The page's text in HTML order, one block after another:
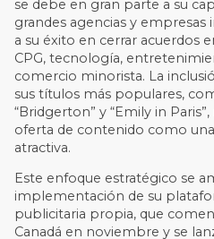
se debe en gran parte a su
grandes agencias y
a su éxito en cerrar acuerdos
CPG, tecnología,
comercio minorista. La
sus títulos más populares,
“Bridgerton” y “Emily in
oferta de contenido como
atractiva.
Este enfoque estratégico se
implementación de su
publicitaria propia, que
Canadá en noviembre y se